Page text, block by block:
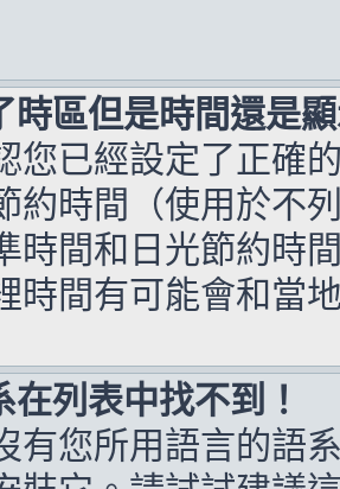
時區但是時間還是
您已經設定了正確
約時間（使用於不
時間和日光節約時
時間有可能會和當
在列表中找不到！
有您所用語言的語